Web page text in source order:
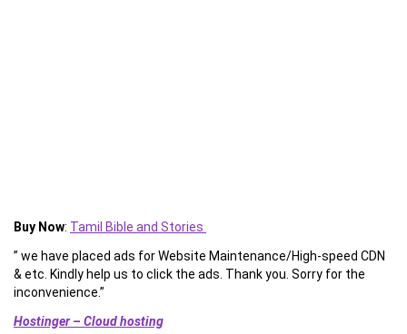
Buy Now: Tamil Bible and Stories
” we have placed ads for Website Maintenance/High-speed CDN
& etc. Kindly help us to click the ads. Thank you. Sorry for the
inconvenience.”
Hostinger – Cloud hosting